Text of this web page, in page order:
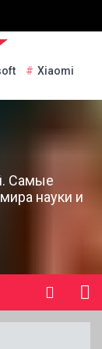
Xiaomi
Самые
науки и